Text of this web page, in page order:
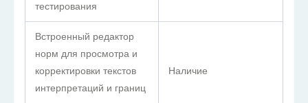
тестирования
Встроенный редактор
норм для просмотра и
корректировки текстов
интерпретаций и границ
Наличие